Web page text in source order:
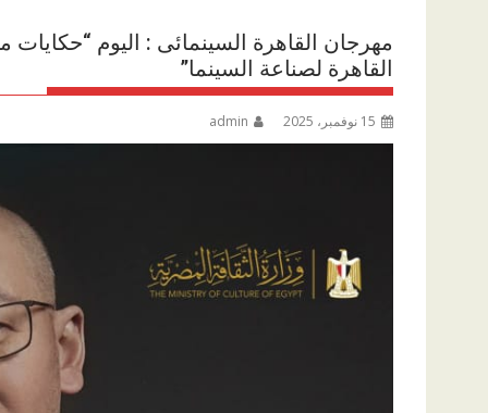
مهرجان القاهرة السينمائى : اليوم
القاهرة لصناعة السينما”
15 نوفمبر، 2025 admin